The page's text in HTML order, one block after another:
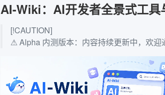
AI-Wiki：AI开发者全景式工具
[!CAUTION]
⚠️ Alpha 内测版本：内容持续更新中，欢迎